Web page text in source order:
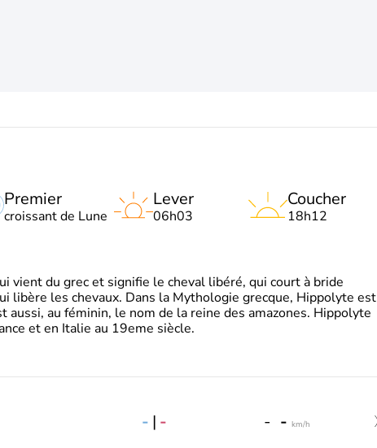
Premier
croissant de Lune
Lever
06h03
Coucher
18h12
vient du grec et signifie le cheval libéré, qui court à bride
libère les chevaux. Dans la Mythologie grecque, Hippolyte est
aussi, au féminin, le nom de la reine des amazones. Hippolyte
et en Italie au 19eme siècle.
- | - - - km/h